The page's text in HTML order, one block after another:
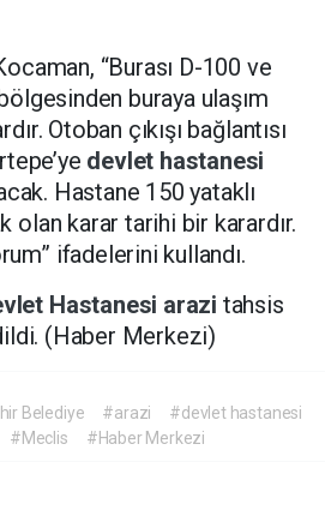
“Burası D-100 ve
buraya ulaşım
Otoban çıkışı bağlantısı
devlet hastanesi
Hastane 150 yataklı
olan karar tarihi bir karardır.
ifadelerini kullandı.
Hastanesi arazi tahsis
(Haber Merkezi)
Belediye #arazi
#devlet hastanesi
#Meclis #Haber Merkezi